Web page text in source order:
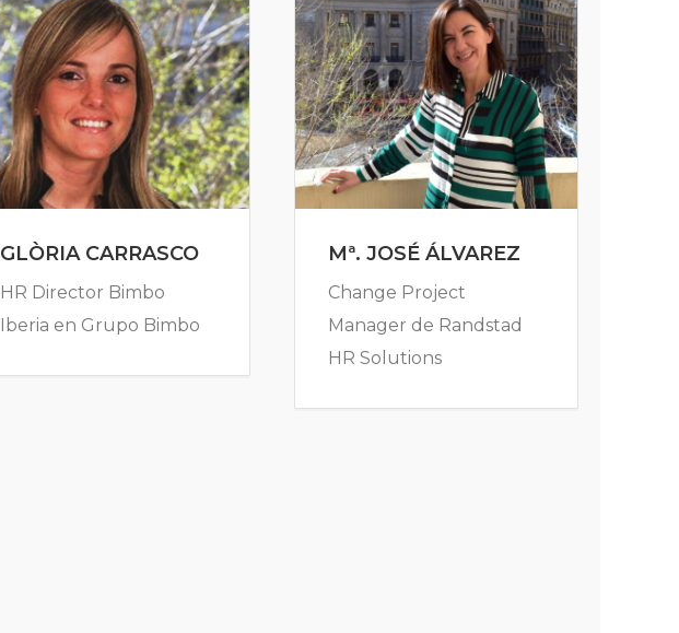
GLÒRIA CARRASCO
HR Director Bimbo
Iberia en Grupo Bimbo
Mª. JOSÉ ÁLVAREZ
Change Project
Manager de Randstad
HR Solutions